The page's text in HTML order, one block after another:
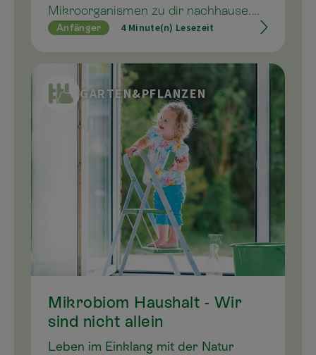
Mikroorganismen zu dir nachhause.
Statt unangenehme Gerüche und
bekämpfen, schmeißen die effektiven
Mikroorganismen deinen Haushalt
probiotisch.
Anfänger 4 Minute(n) Lesezeit
GARTEN&PFLANZEN
Mikrobiom Haushalt - Wir
sind nicht allein
Leben im Einklang mit der Natur